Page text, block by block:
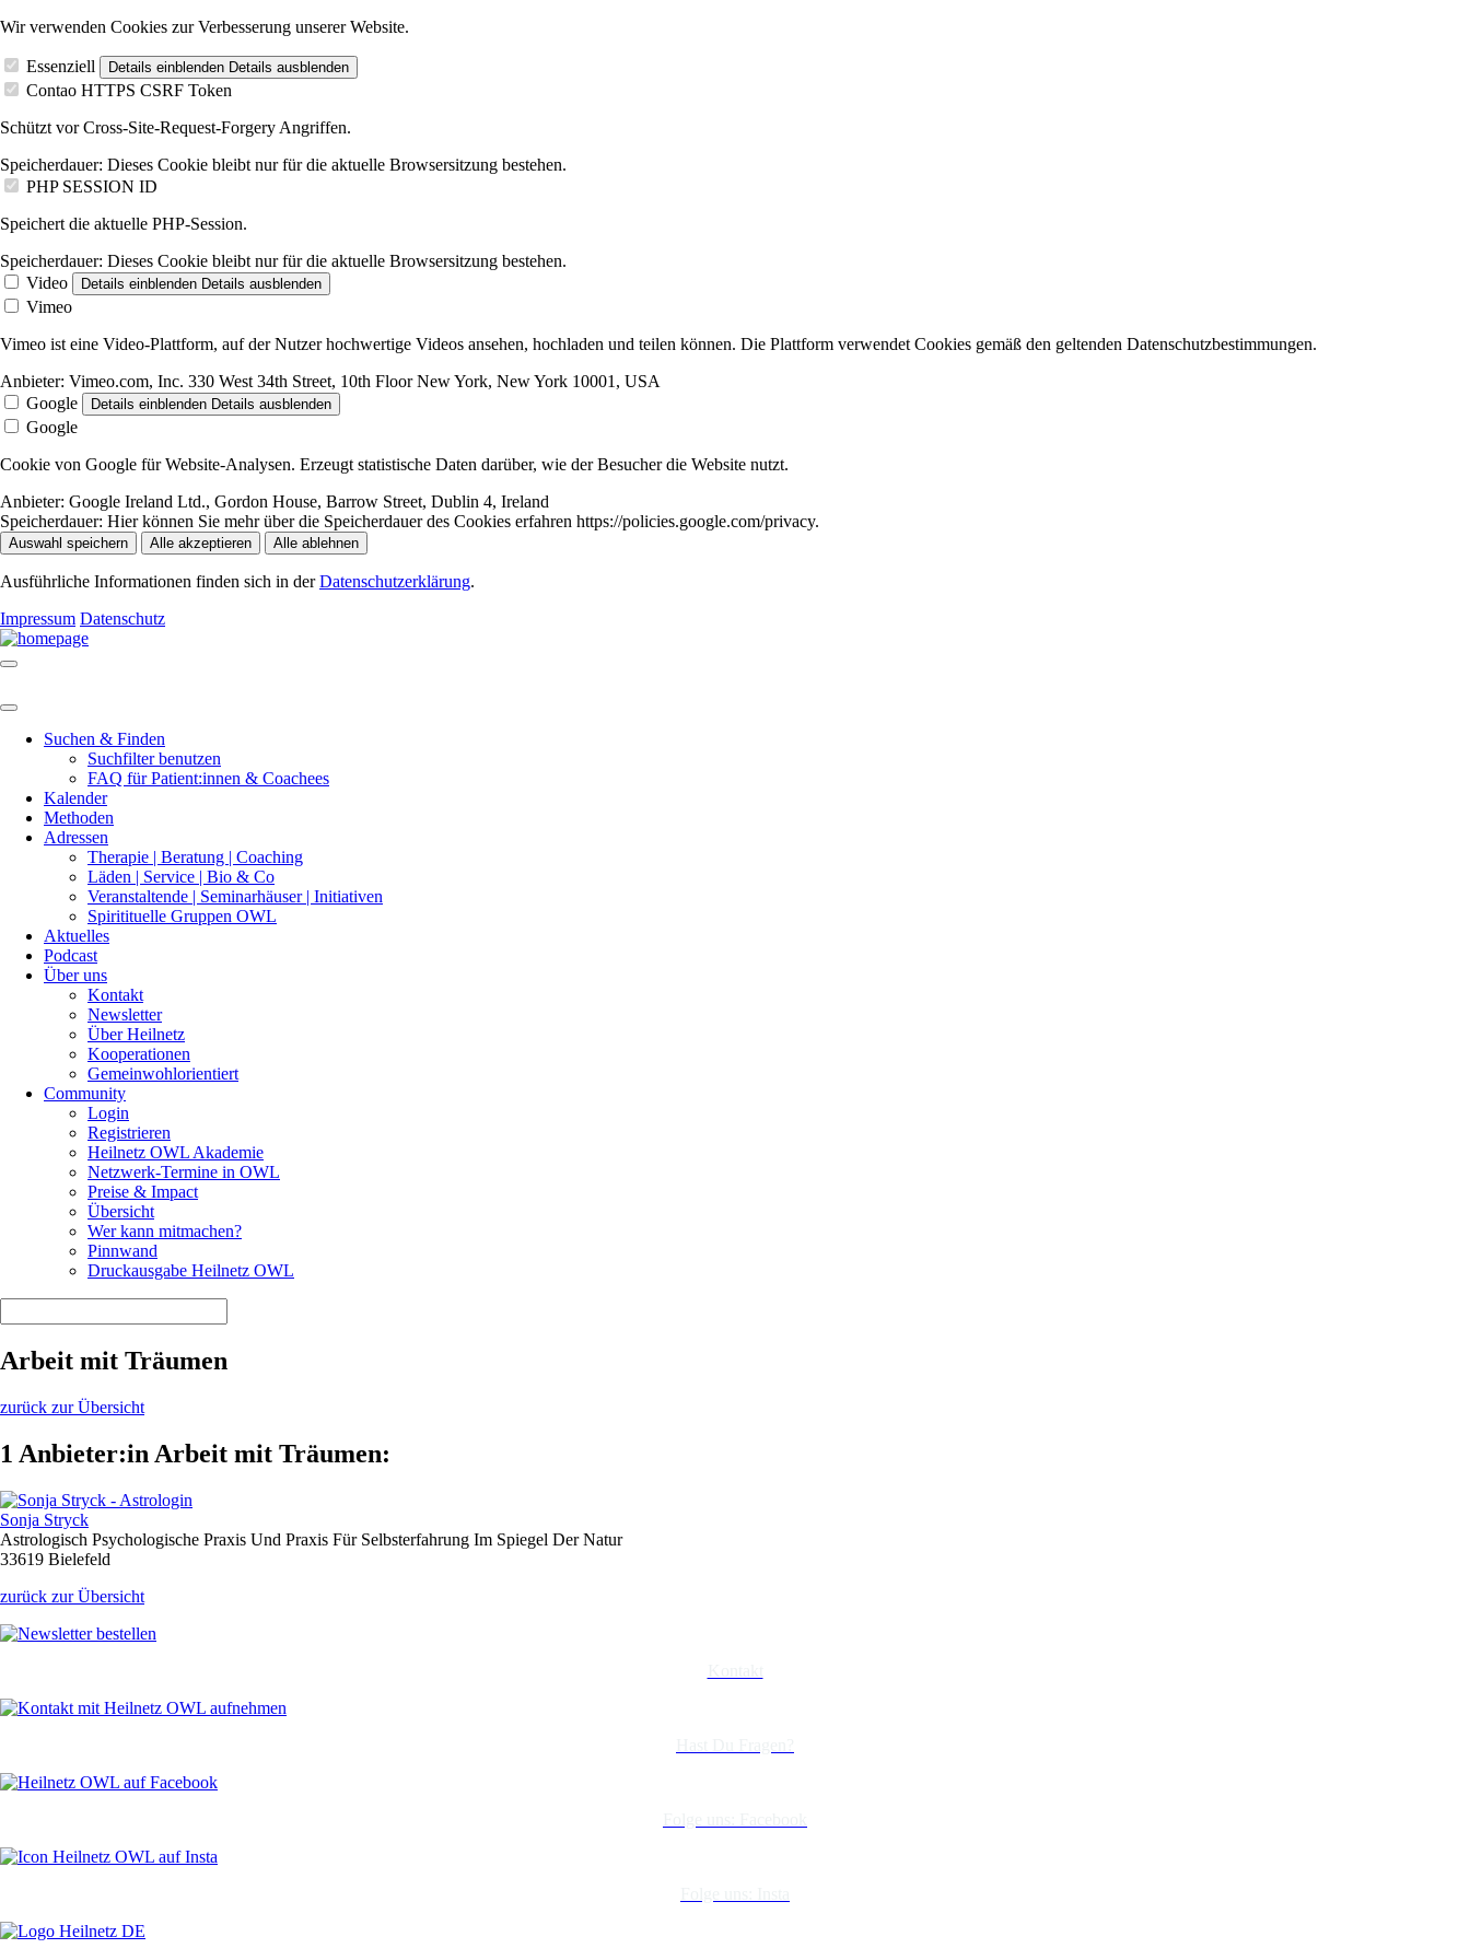
Wir verwenden Cookies zur Verbesserung unserer Website.
Essenziell Details einblenden Details ausblenden
Contao HTTPS CSRF Token
Schützt vor Cross-Site-Request-Forgery Angriffen.
Speicherdauer: Dieses Cookie bleibt nur für die aktuelle Browsersitzung bestehen.
PHP SESSION ID
Speichert die aktuelle PHP-Session.
Speicherdauer: Dieses Cookie bleibt nur für die aktuelle Browsersitzung bestehen.
Video
Details einblenden Details ausblenden
Vimeo
Vimeo ist eine Video-Plattform, auf der Nutzer hochwertige Videos ansehen, hochladen und teilen können. Die Plattform verwendet Cookies gemäß den geltenden Datenschutzbestimmungen.
Anbieter: Vimeo.com, Inc. 330 West 34th Street, 10th Floor New York, New York 10001, USA
Google
Details einblenden Details ausblenden
Google
Cookie von Google für Website-Analysen. Erzeugt statistische Daten darüber, wie der Besucher die Website nutzt.
Anbieter: Google Ireland Ltd., Gordon House, Barrow Street, Dublin 4, Ireland
Speicherdauer: Hier können Sie mehr über die Speicherdauer des Cookies erfahren https://policies.google.com/privacy.
Auswahl speichern Alle akzeptieren Alle ablehnen
Ausführliche Informationen finden sich in derDatenschutzerklärung.
Impressum Datenschutz
Suchen & Finden
Suchfilter benutzen
FAQ für Patient:innen & Coachees
Kalender
Methoden
Adressen
Therapie | Beratung | Coaching
Läden | Service | Bio & Co
Veranstaltende | Seminarhäuser | Initiativen
Spiritituelle Gruppen OWL
Aktuelles
Podcast
Über uns
Kontakt
Newsletter
Über Heilnetz
Kooperationen
Gemeinwohlorientiert
Community
Login
Registrieren
Heilnetz OWL Akademie
Netzwerk-Termine in OWL
Preise & Impact
Übersicht
Wer kann mitmachen?
Pinnwand
Druckausgabe Heilnetz OWL
Arbeit mit Träumen
zurück zur Übersicht
1 Anbieter:in Arbeit mit Träumen:
Sonja Stryck
Astrologisch Psychologische Praxis Und Praxis Für Selbsterfahrung Im Spiegel Der Natur
33619 Bielefeld
zurück zur Übersicht